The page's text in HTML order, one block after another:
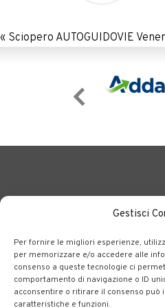
Gestisci
Per fornire le migliori esperienze,
per memorizzare e/o accedere alle
consenso a queste tecnologie ci
comportamento di navigazione o ID
acconsentire o ritirare il consenso può
caratteristiche e funzioni.
« Sciopero AUTOGUIDOVIE
BERGAMO TRASPORTI
dedite al trasporto pubblico